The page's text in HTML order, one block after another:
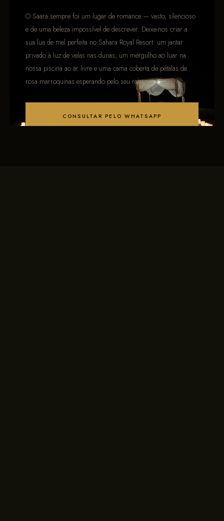
O Saara sempre foi um lugar de romance — vasto, silencioso
e de uma beleza impossível de descrever. Deixe-nos criar a
sua lua de mel perfeita no Sahara Royal Resort: um jantar
privado à luz de velas nas dunas, um mergulho ao luar na
nossa piscina ao ar livre e uma cama coberta de pétalas de
rosa marroquinas esperando pelo seu retorno.
CONSULTAR PELO WHATSAPP